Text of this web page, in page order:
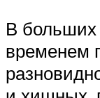
В больших
временем